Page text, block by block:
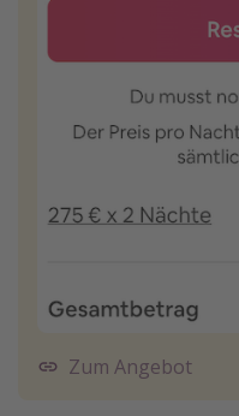
Zum Angebot